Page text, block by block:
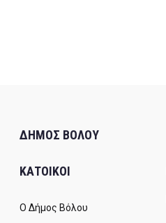
ΔΗΜΟΣ ΒΟΛΟΥ
ΚΑΤΟΙΚΟΙ
Ο Δήμος Βόλου